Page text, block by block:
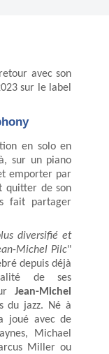
avec son
sur le label
en solo en
sur un piano
emporter par
quitter de son
fait partager
diversifié et
Michel Pilc"
depuis déjà
de ses
Jean-Michel
du jazz. Né à
joué avec de
Michael
Miller ou